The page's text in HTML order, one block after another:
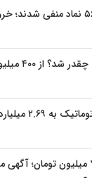
دنا دوباره گران